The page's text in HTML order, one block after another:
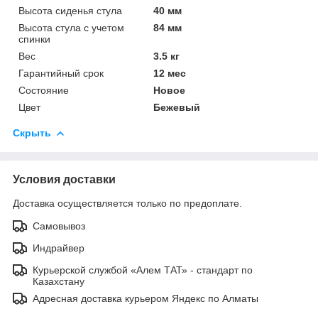
Высота сиденья стула
40 мм
Высота стула с учетом
спинки
84 мм
Вес
3.5 кг
Гарантийный срок
12 мес
Состояние
Новое
Цвет
Бежевый
Скрыть
Условия доставки
Доставка осуществляется только по предоплате.
Самовывоз
Индрайвер
Курьерской службой «Алем ТАТ» - стандарт по
Казахстану
Адресная доставка курьером Яндекс по Алматы